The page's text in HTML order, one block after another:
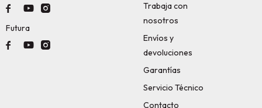
Trabaja con
nosotros
Envíos y
devoluciones
Garantías
Servicio Técnico
Contacto
  
Futura
  